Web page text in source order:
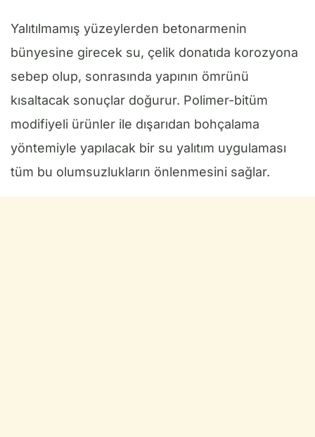
Yalıtılmamış yüzeylerden betonarmenin
bünyesine girecek su, çelik donatıda korozyona
sebep olup, sonrasında yapının ömrünü
kısaltacak sonuçlar doğurur. Polimer-bitüm
modifiyeli ürünler ile dışarıdan bohçalama
yöntemiyle yapılacak bir su yalıtım uygulaması
tüm bu olumsuzlukların önlenmesini sağlar.